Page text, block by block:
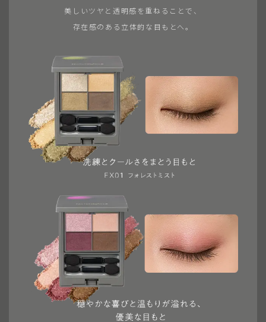
美しいツヤと透明感を重ねることで、
存在感のある立体的な目もとへ。